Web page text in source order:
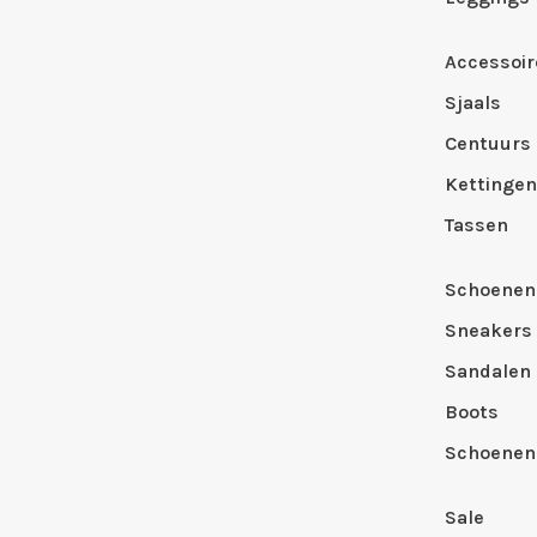
Sjaals
Centuurs
Kettingen
Tassen
Schoenen
Sneakers
Sandalen
Boots
Schoenen
Sale